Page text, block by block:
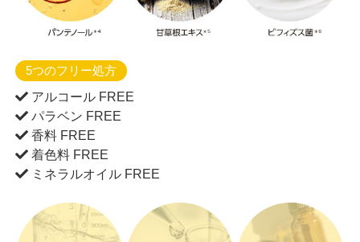
5つのフリー処方
アルコール FREE
パラベン FREE
香料 FREE
着色料 FREE
ミネラルオイル FREE